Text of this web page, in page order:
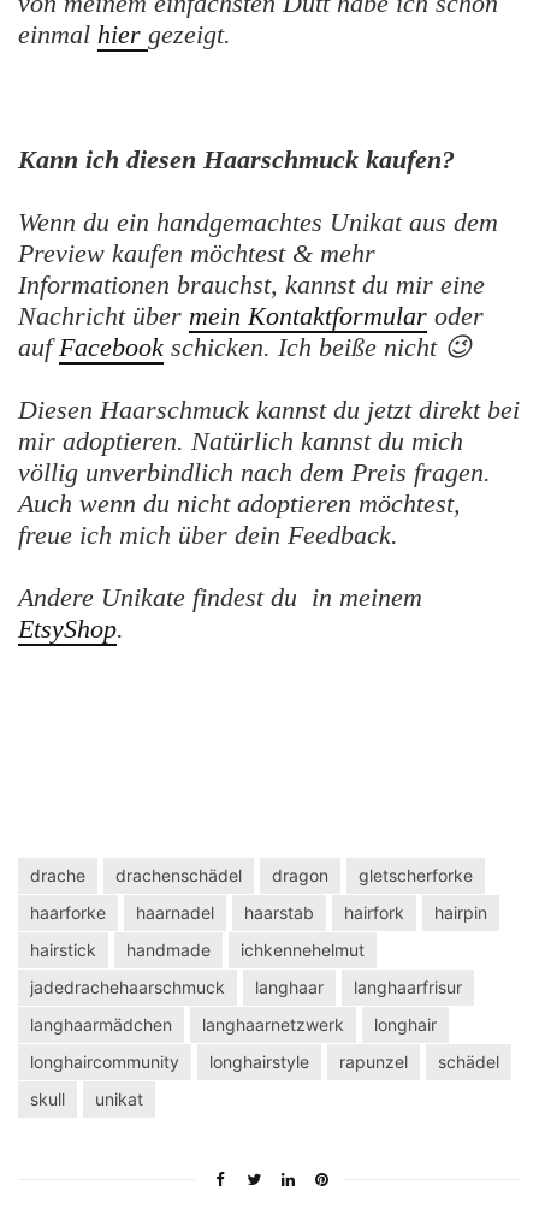
einmal hier gezeigt.
Kann ich diesen Haarschmuck kaufen?
Wenn du ein handgemachtes Unikat aus dem
Preview kaufen möchtest & mehr
Informationen brauchst, kannst du mir eine
Nachricht über mein Kontaktformular oder
aufFacebook schicken. Ich beiße nicht 😉
Diesen Haarschmuck kannst du jetzt direkt bei
mir adoptieren. Natürlich kannst du mich
völlig unverbindlich nach dem Preis fragen.
Auch wenn du nicht adoptieren möchtest,
freue ich mich über dein Feedback.
Andere Unikate findest du in meinem
EtsyShop.
drache drachenschädel dragon
gletscherforke
haarforke
haarnadel haarstab hairfork
hairpin
hairstick
handmade
ichkennehelmut
jadedrachehaarschmuck
langhaar
langhaarfrisur
langhaarmädchen
langhaarnetzwerk
longhair
longhaircommunity
longhairstyle rapunzel
schädel
skull
unikat